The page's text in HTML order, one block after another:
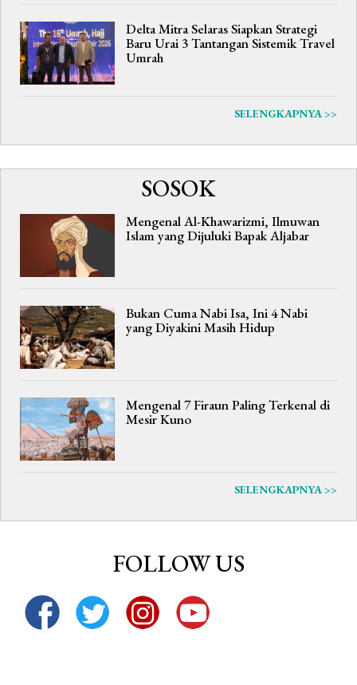
Delta Mitra Selaras Siapkan Strategi
Baru Urai 3 Tantangan Sistemik Travel
Umrah
SELENGKAPNYA >>
SOSOK
Mengenal Al-Khawarizmi, Ilmuwan
Islam yang Dijuluki Bapak Aljabar
Bukan Cuma Nabi Isa, Ini 4 Nabi
yang Diyakini Masih Hidup
Mengenal 7 Firaun Paling Terkenal di
Mesir Kuno
SELENGKAPNYA >>
FOLLOW US